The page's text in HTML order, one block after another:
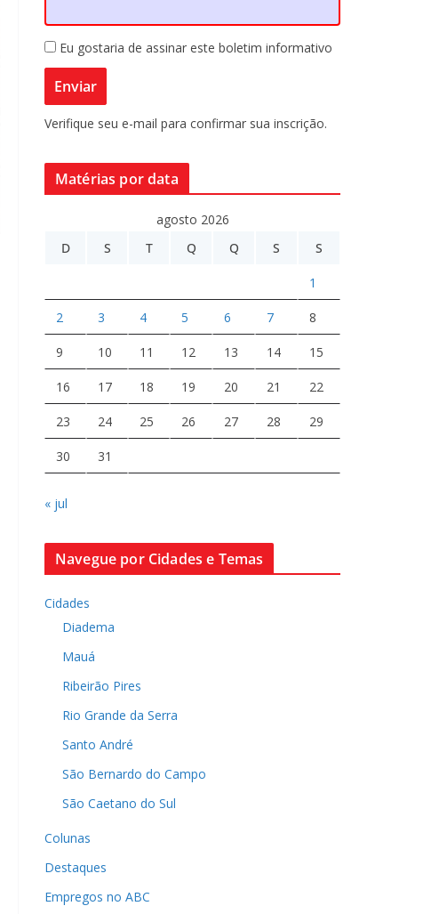
Eu gostaria de assinar este boletim informativo
Verifique seu e-mail para confirmar sua inscrição.
Matérias por data
agosto 2026
D
S T Q Q S S
1
2 3 4 5 6 7 8
9 10 11 12 13 14 15
16 17 18 19 20 21 22
23 24 25 26 27 28 29
30 31
« jul
Navegue por Cidades e Temas
Cidades
Diadema
Mauá
Ribeirão Pires
Rio Grande da Serra
Santo André
São Bernardo do Campo
São Caetano do Sul
Colunas
Destaques
Empregos no ABC